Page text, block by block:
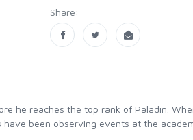
Share:
he reaches the top rank of Paladin.
been observing events at the